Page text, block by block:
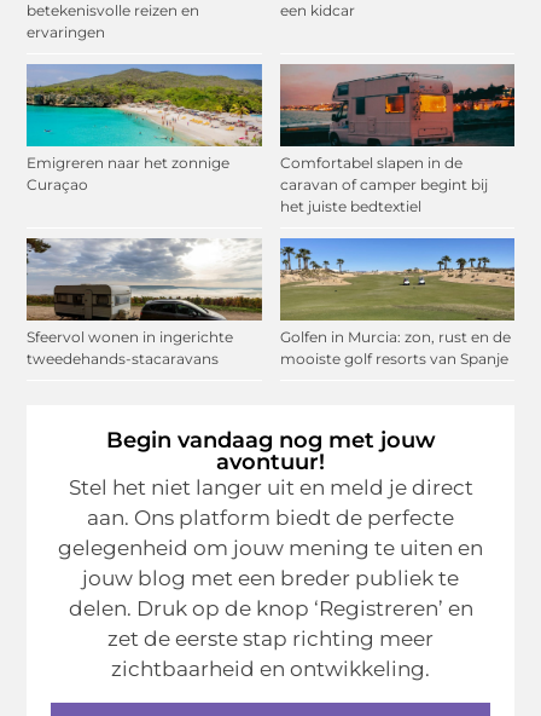
betekenisvolle reizen en
ervaringen
een kidcar
Emigreren naar het zonnige
Curaçao
Comfortabel slapen in de
caravan of camper begint bij
het juiste bedtextiel
Sfeervol wonen in ingerichte
tweedehands-stacaravans
Golfen in Murcia: zon, rust en de
mooiste golf resorts van Spanje
Begin vandaag nog met jouw
avontuur!
Stel het niet langer uit en meld je direct
aan. Ons platform biedt de perfecte
gelegenheid om jouw mening te uiten en
jouw blog met een breder publiek te
delen. Druk op de knop ‘Registreren’ en
zet de eerste stap richting meer
zichtbaarheid en ontwikkeling.